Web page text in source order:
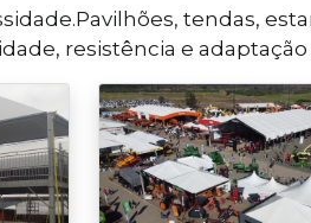
tendas,
resistência e